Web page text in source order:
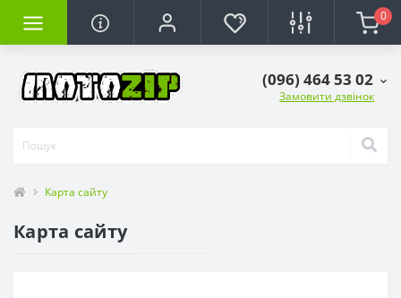
0
(096) 464 53 02
Замовити дзвінок
Карта сайту
Карта сайту